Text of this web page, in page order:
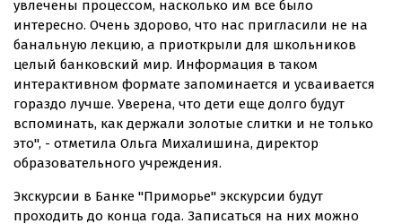
увлечены процессом, насколько им все было
интересно. Очень здорово, что нас пригласили не на
банальную лекцию, а приоткрыли для школьников
целый банковский мир. Информация в таком
интерактивном формате запоминается и усваивается
гораздо лучше. Уверена, что дети еще долго будут
вспоминать, как держали золотые слитки и не только
это", - отметила Ольга Михалишина, директор
образовательного учреждения.
Экскурсии в Банке "Приморье" экскурсии будут
проходить до конца года. Записаться на них можно